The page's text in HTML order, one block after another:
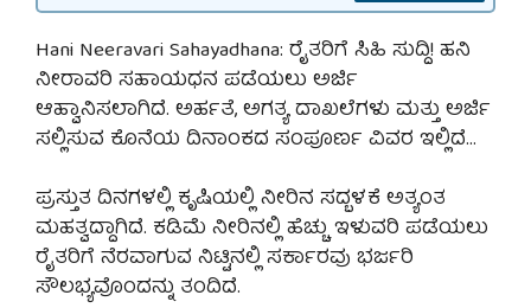
Hani Neeravari Sahayadhana: ರೈತರಿಗೆ ಸಿಹಿ ಸುದ್ದಿ! ಹನಿ
ನೀರಾವರಿ ಸಹಾಯಧನ ಪಡೆಯಲು ಅರ್ಜಿ
ಆಹ್ವಾನಿಸಲಾಗಿದೆ. ಅರ್ಹತೆ, ಅಗತ್ಯ ದಾಖಲೆಗಳು ಮತ್ತು ಅರ್ಜಿ
ಸಲ್ಲಿಸುವ ಕೊನೆಯ ದಿನಾಂಕದ ಸಂಪೂರ್ಣ ವಿವರ ಇಲ್ಲಿದೆ…
ಪ್ರಸ್ತುತ ದಿನಗಳಲ್ಲಿ ಕೃಷಿಯಲ್ಲಿ ನೀರಿನ ಸದ್ಬಳಕೆ ಅತ್ಯಂತ
ಮಹತ್ವದ್ದಾಗಿದೆ. ಕಡಿಮೆ ನೀರಿನಲ್ಲಿ ಹೆಚ್ಚು ಇಳುವರಿ ಪಡೆಯಲು
ರೈತರಿಗೆ ನೆರವಾಗುವ ನಿಟ್ಟಿನಲ್ಲಿ ಸರ್ಕಾರವು ಭರ್ಜರಿ
ಸೌಲಭ್ಯವೊಂದನ್ನು ತಂದಿದೆ.